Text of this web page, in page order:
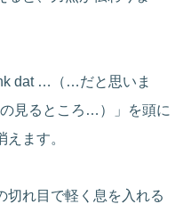
dat …（…だと思いま
見るところ…）」を頭に
ます。
切れ目で軽く息を入れる